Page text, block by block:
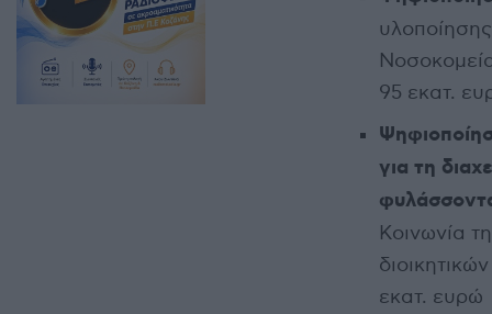
95 εκατ.
για τη
Κοινωνία
εκατ. ευρώ